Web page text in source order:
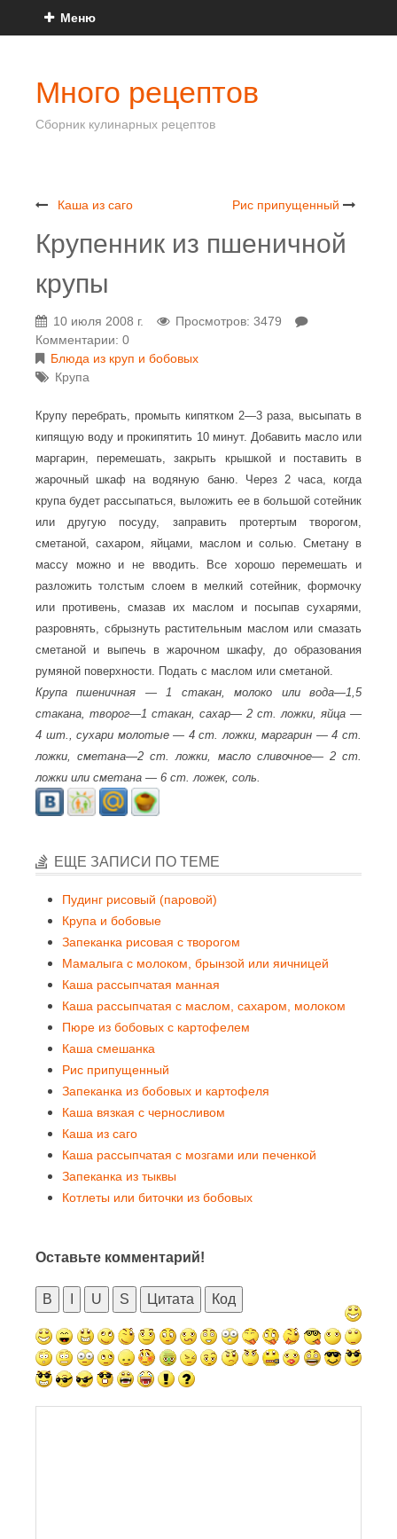
Меню
Много рецептов
Сборник кулинарных рецептов
Каша из саго Рис припущенный
Крупенник из пшеничной
крупы
10 июля 2008 г.
Просмотров: 3479
Комментарии: 0
Блюда из круп и бобовых
Крупа
Крупу перебрать, промыть кипятком 2—3 раза, высыпать в
кипящую воду и прокипятить 10 минут. Добавить масло или
маргарин, перемешать, закрыть крышкой и поставить в
жарочный шкаф на водяную баню. Через 2 часа, когда
крупа будет рассыпаться, выложить ее в большой сотейник
или другую посуду, заправить протертым творогом,
сметаной, сахаром, яйцами, маслом и солью. Сметану в
массу можно и не вводить. Все хорошо перемешать и
разложить толстым слоем в мелкий сотейник, формочку
или противень, смазав их маслом и посыпав сухарями,
разровнять, сбрызнуть растительным маслом или смазать
сметаной и выпечь в жарочном шкафу, до образования
румяной поверхности. Подать с маслом или сметаной.
Крупа пшеничная — 1 стакан, молоко или вода—1,5
стакана, творог—1 стакан, сахар— 2 ст. ложки, яйца —
4 шт., сухари молотые — 4 ст. ложки, маргарин — 4 ст.
ложки, сметана—2 ст. ложки, масло сливочное— 2 ст.
ложки или сметана — 6 ст. ложек, соль.
ЕЩЕ ЗАПИСИ ПО ТЕМЕ
Пудинг рисовый (паровой)
Крупа и бобовые
Запеканка рисовая с творогом
Мамалыга с молоком, брынзой или яичницей
Каша рассыпчатая манная
Каша рассыпчатая с маслом, сахаром, молоком
Пюре из бобовых с картофелем
Каша смешанка
Рис припущенный
Запеканка из бобовых и картофеля
Каша вязкая с черносливом
Каша из саго
Каша рассыпчатая с мозгами или печенкой
Запеканка из тыквы
Котлеты или биточки из бобовых
Оставьте комментарий!
B U S Цитата Код